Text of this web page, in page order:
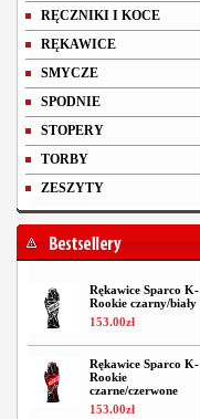
RĘCZNIKI I KOCE
RĘKAWICE
SMYCZE
SPODNIE
STOPERY
TORBY
ZESZYTY
Rękawice Sparco K-
Rookie czarny/biały
153.00zł
Rękawice Sparco K-
Rookie
czarne/czerwone
153.00zł